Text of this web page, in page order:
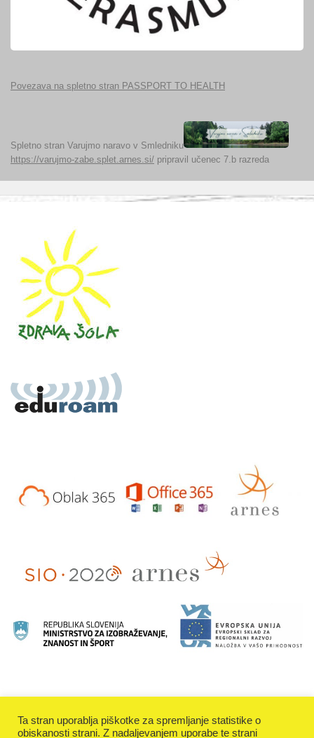
Povezava na spletno stran PASSPORT TO HEALTH
Spletno stran Varujmo naravo v Smledniku
https://varujmo-zabe.splet.arnes.si/ pripravil učenec 7.b razreda
Ta stran uporablja piškotke za spremljanje statistike o
obiskanosti strani. Z nadaljevanjem uporabe te strani